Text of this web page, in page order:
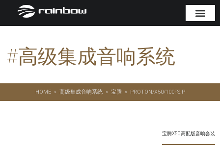
#高级集成音响系统
HOME» 高级集成音响系统» 宝腾» PROTON/X50/100FS.P
宝腾X50高配版音响套装